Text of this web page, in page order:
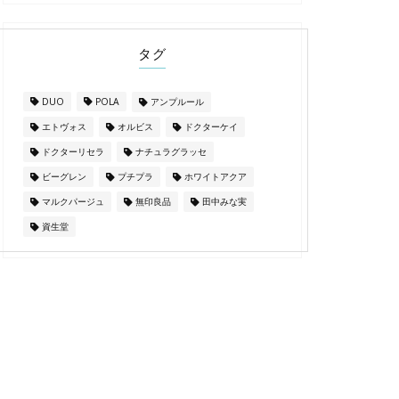
タグ
DUO POLA
アンプルール
エトヴォス
オルビス
ドクターケイ
ドクターリセラ
ナチュラグラッセ
ビーグレン
プチプラ
ホワイトアクア
マルクパージュ
無印良品
田中みな実
資生堂